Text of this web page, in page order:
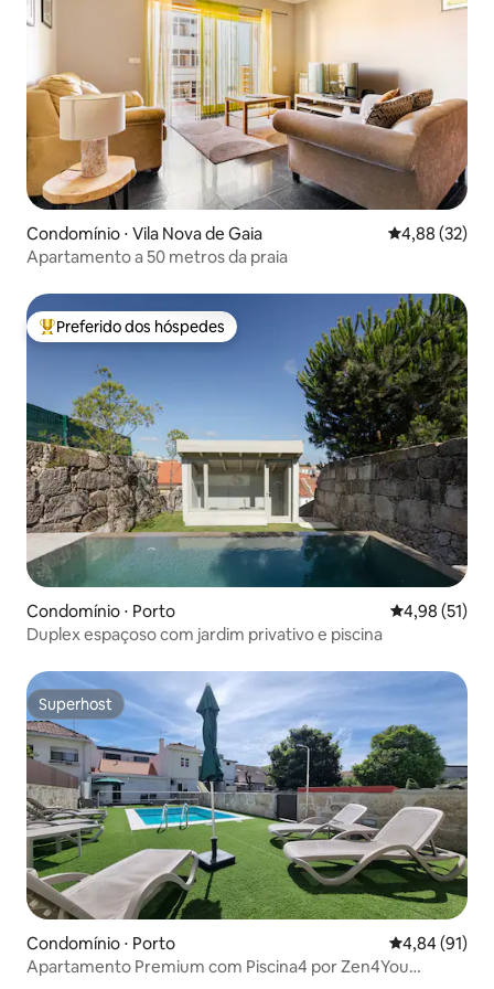
Condomínio ⋅ Vila Nova de Gaia 4,88 de uma
4,88 (32)
Apartamento a 50 metros da praia
Entre os melhores preferidos dos hóspedes
Preferido dos hóspedes
Condomínio ⋅ Porto 4,98 de uma
4,98 (51)
Duplex espaçoso com jardim privativo e piscina
Superhost
Superhost
Condomínio ⋅ Porto 4,84 de uma
4,84 (91)
Apartamento Premium com Piscina4 por Zen4You